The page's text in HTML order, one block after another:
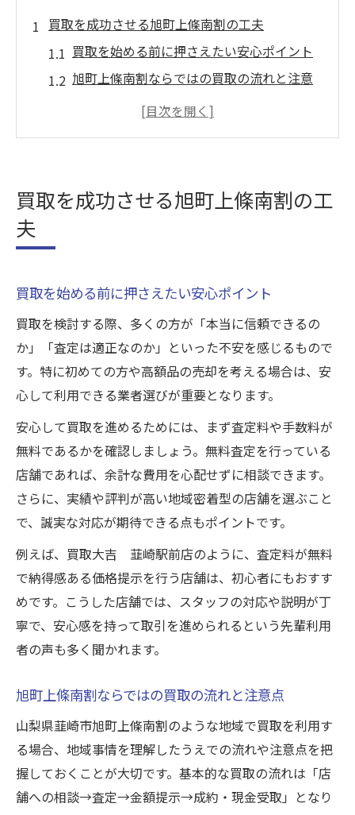
買取を成功させる旭町上條南割の工夫
買取を始める前に押さえたい安心ポイント
旭町上條南割ならではの買取の流れと注意
地域密着型の買取で期待できるメリットと
先輩が語る買取体験とその成功ポイント
買取時に気をつけたいトラブル回避の心得
地元先輩の意見を活かした買取の進め方
買取後のフォローでも安心な取引体験談
旭町上條南割で買取に迷った時のポイント集
買取を迷ったとき役立つ先輩のアドバイス
査定前に確認したい買取の基本的な流れ
買取業者選びで大切な比較ポイントとは
安心して買取するための事前質問リスト
買取に関する不安を減らすための注意点
リアルな意見から紐解く買取の不安解消法
買取の不安を先輩の意見で解消する方法
実際の買取トラブル事例と回避ポイント
不安を解消できる買取相談の活用術
買取でよくある疑問に先輩が答えます
安心を得るための事前準備と心構え
地域の声と実体験が導く納得の買取方法
地元住民の実体験から学ぶ買取の極意
納得できる買取を実現する手順とは
買取を成功させる旭町上條南割の工
夫
買取を始める前に押さえたい安心ポイント
買取を検討する際、多くの方が「本当に信頼できるの
か」「査定は適正なのか」といった不安を感じるもので
す。特に初めての方や高額品の売却を考える場合は、安
心して利用できる業者選びが重要となります。
安心して買取を進めるためには、まず査定料や手数料が
無料であるかを確認しましょう。無料査定を行っている
店舗であれば、余計な費用を心配せずに相談できます。
さらに、実績や評判が高い地域密着型の店舗を選ぶこと
で、誠実な対応が期待できる点もポイントです。
例えば、買取大吉 韮崎駅前店のように、査定料が無料
で納得感ある価格提示を行う店舗は、初心者にもおすす
めです。こうした店舗では、スタッフの対応や説明が丁
寧で、安心感を持って取引を進められるという先輩利用
者の声も多く聞かれます。
旭町上條南割ならではの買取の流れと注意点
山梨県韮崎市旭町上條南割のような地域で買取を利用す
る場合、地域事情を理解したうえでの流れや注意点を把
握しておくことが大切です。基本的な買取の流れは「店
舗への相談→査定→金額提示→成約・現金受取」となり